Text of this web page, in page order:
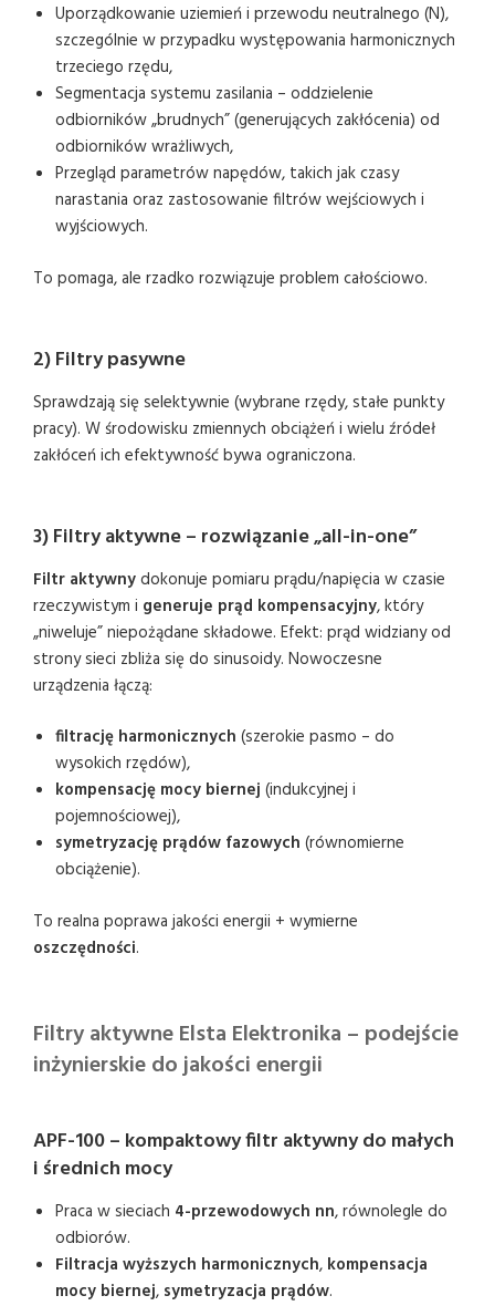
Uporządkowanie uziemień i przewodu neutralnego (N),
szczególnie w przypadku występowania harmonicznych
trzeciego rzędu,
Segmentacja systemu zasilania – oddzielenie
odbiorników „brudnych” (generujących zakłócenia) od
odbiorników wrażliwych,
Przegląd parametrów napędów, takich jak czasy
narastania oraz zastosowanie filtrów wejściowych i
wyjściowych.
To pomaga, ale rzadko rozwiązuje problem całościowo.
2) Filtry pasywne
Sprawdzają się selektywnie (wybrane rzędy, stałe punkty
pracy). W środowisku zmiennych obciążeń i wielu źródeł
zakłóceń ich efektywność bywa ograniczona.
3) Filtry aktywne – rozwiązanie „all-in-one”
Filtr aktywnydokonuje pomiaru prądu/napięcia w czasie
rzeczywistym i generuje prąd kompensacyjny, który
„niweluje” niepożądane składowe. Efekt: prąd widziany od
strony sieci zbliża się do sinusoidy. Nowoczesne
urządzenia łączą:
filtrację harmonicznych (szerokie pasmo – do
wysokich rzędów),
kompensację mocy biernej (indukcyjnej i
pojemnościowej),
symetryzację prądów fazowych (równomierne
obciążenie).
To realna poprawa jakości energii + wymierne
oszczędności.
Filtry aktywne Elsta Elektronika – podejście
inżynierskie do jakości energii
APF-100 – kompaktowy filtr aktywny do małych
i średnich mocy
Praca w sieciach 4-przewodowych nn, równolegle do
odbiorów.
Filtracja wyższych harmonicznych, kompensacja
mocy biernej, symetryzacja prądów.